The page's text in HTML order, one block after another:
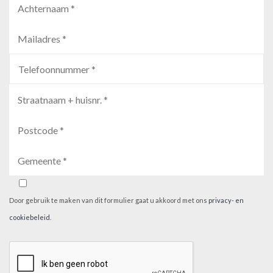
Door gebruik te maken van dit formulier gaat u akkoord met ons privacy- en
cookiebeleid